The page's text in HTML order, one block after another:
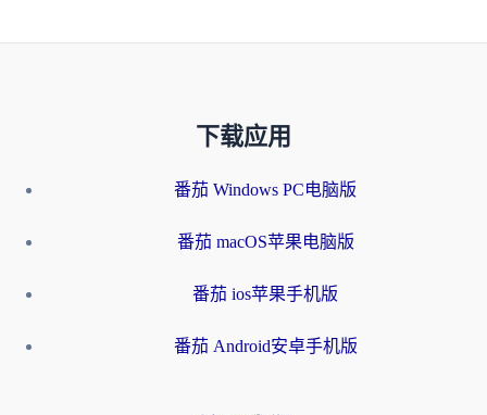
下载应用
番茄 Windows PC电脑版
番茄 macOS苹果电脑版
番茄 ios苹果手机版
番茄 Android安卓手机版